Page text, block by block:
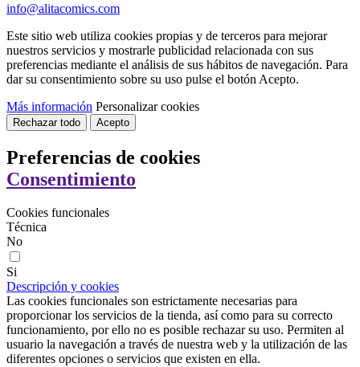
info@alitacomics.com
Este sitio web utiliza cookies propias y de terceros para mejorar
nuestros servicios y mostrarle publicidad relacionada con sus
preferencias mediante el análisis de sus hábitos de navegación. Para
dar su consentimiento sobre su uso pulse el botón Acepto.
Más información Personalizar cookies
Rechazar todo Acepto
Preferencias de cookies
Consentimiento
Cookies funcionales
Técnica
No
Si
Descripción y cookies
Las cookies funcionales son estrictamente necesarias para
proporcionar los servicios de la tienda, así como para su correcto
funcionamiento, por ello no es posible rechazar su uso. Permiten al
usuario la navegación a través de nuestra web y la utilización de las
diferentes opciones o servicios que existen en ella.